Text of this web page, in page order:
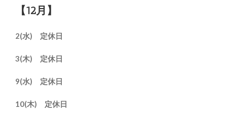
【12月】
2(水) 定休日
3(木) 定休日
9(水) 定休日
10(木) 定休日